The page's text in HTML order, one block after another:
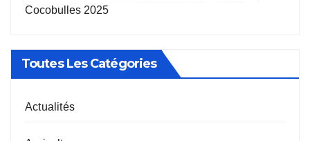
Cocobulles 2025
Toutes Les Catégories
Actualités